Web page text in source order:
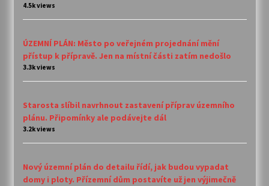
4.5k views
ÚZEMNÍ PLÁN: Město po veřejném projednání mění
přístup k přípravě. Jen na místní části zatím nedošlo
3.3k views
Starosta slíbil navrhnout zastavení příprav územního
plánu. Připomínky ale podávejte dál
3.2k views
Nový územní plán do detailu řídí, jak budou vypadat
domy i ploty. Přízemní dům postavíte už jen výjimečně